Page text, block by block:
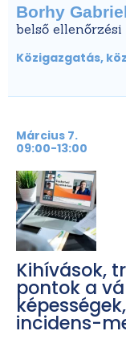
Borhy
belső ellenőrzési
Közigazgatás,
Március 7.
09:00-13:00
Kihívások,
pontok a
incidens-